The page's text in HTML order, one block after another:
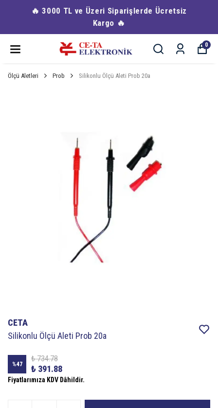
🔥 3000 TL ve Üzeri Siparişlerde Ücretsiz
Kargo 🔥
0
Ölçü Aletleri Prob Silikonlu Ölçü Aleti Prob 20a
CETA
Silikonlu Ölçü Aleti Prob 20a
%47
₺ 734.78
₺ 391.88
Fiyatlarımıza KDV Dâhildir.